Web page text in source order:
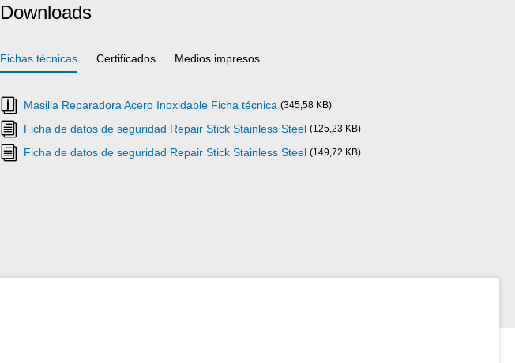
Downloads
Fichas técnicas Certificados Medios impresos
Masilla Reparadora Acero Inoxidable Ficha técnica (345,58 KB)
Ficha de datos de seguridad Repair Stick Stainless Steel (125,23 KB)
Ficha de datos de seguridad Repair Stick Stainless Steel (149,72 KB)